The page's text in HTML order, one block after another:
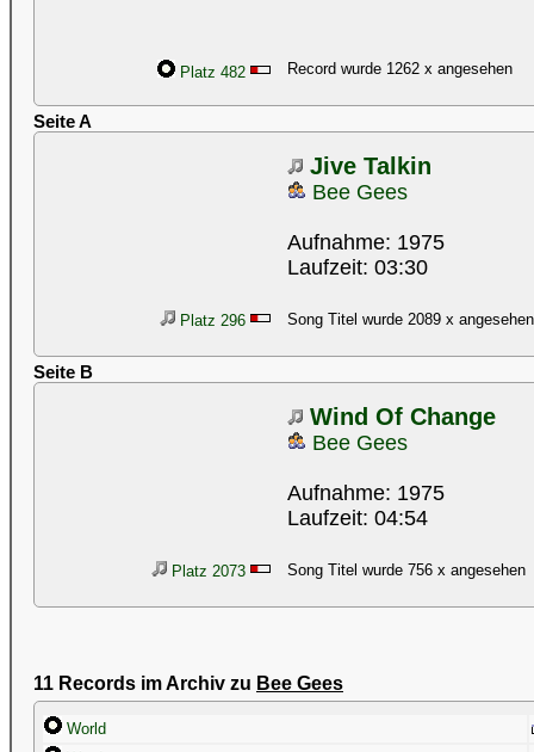
Platz 482 Record wurde 1262 x angesehen
Seite A
Jive Talkin
Bee Gees
Aufnahme: 1975
Laufzeit: 03:30
Platz 296 Song Titel wurde 2089 x angesehen
Seite B
Wind Of Change
Bee Gees
Aufnahme: 1975
Laufzeit: 04:54
Platz 2073 Song Titel wurde 756 x angesehen
11 Records im Archiv zu Bee Gees
World